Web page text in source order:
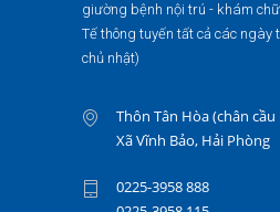
giường bệnh nội trú - khám
Tế thông tuyến tất cả các ngày
chủ nhật)
Thôn Tân Hòa (chân
Xã Vĩnh Bảo, Hải Phòng
0225-3958 888